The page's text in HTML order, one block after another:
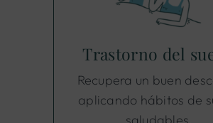
Trastorno del
Recupera un buen
aplicando hábitos de
saludables.